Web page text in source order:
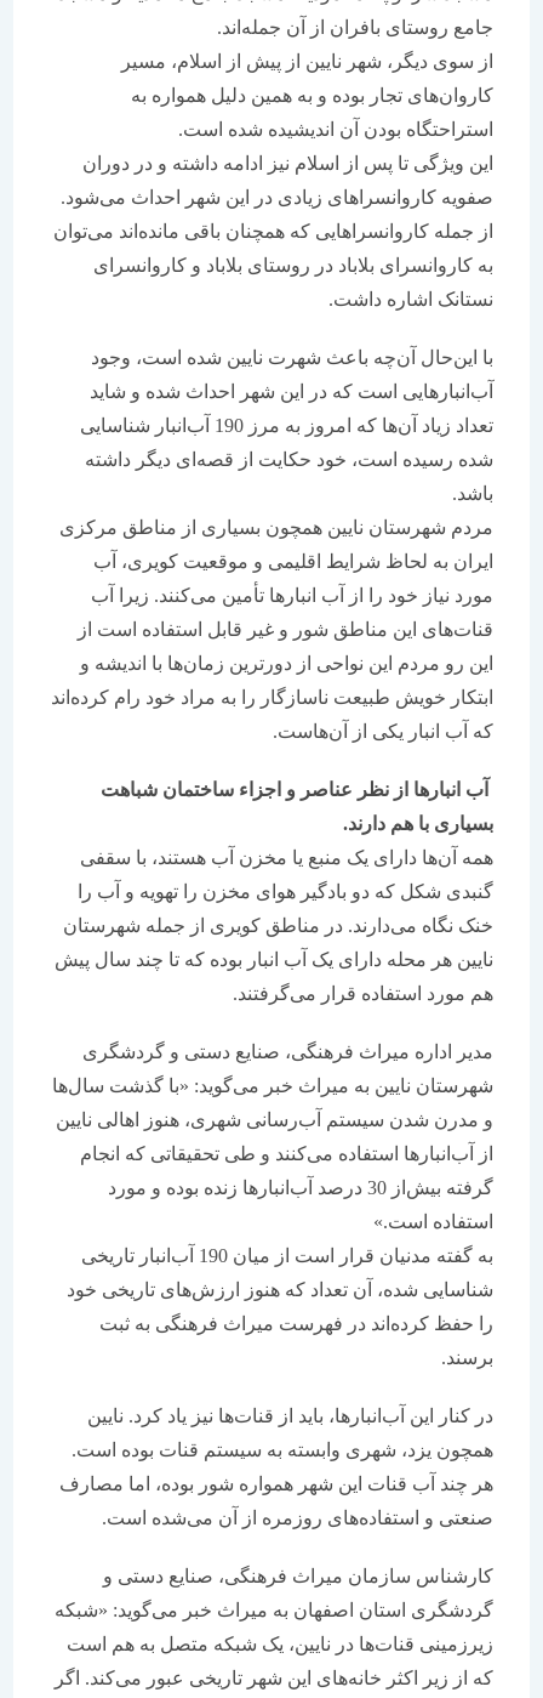
جامع روستای بافران از آن جمله‌اند.
از سوی دیگر، شهر نایین از پیش از اسلام، مسیر
کاروان‌های تجار بوده و به همین دلیل همواره به
استراحتگاه بودن آن اندیشیده شده است.
این ویژ‌گی تا پس از اسلام نیز ادامه داشته و در دوران
صفویه کاروانسراهای زیادی در این شهر احداث می‌شود.
از جمله کاروانسراهایی که همچنان باقی مانده‌اند می‌توان
به کاروانسرای بلاباد در روستای بلاباد و کاروانسرای
نستانک اشاره داشت.
با این‌حال آن‌چه باعث شهرت نایین شده است، وجود
آب‌انبارهایی است که در این شهر احداث شده و شاید
تعداد زیاد آن‌ها که امروز به مرز 190 آب‌انبار شناسایی
شده رسیده است، خود حکایت از قصه‌ای دیگر داشته
مردم شهرستان نایین همچون بسیاری از مناطق مرکزی
ایران به لحاظ شرایط اقلیمی و موقعیت کویری، آب
مورد نیاز خود را از آب انبارها تأمین می‌کنند. زیرا آب
قنات‌های این مناطق شور و غیر قابل استفاده است از
این رو مردم این نواحی از دورترین زمان‌ها با اندیشه و
ابتکار خویش طبیعت ناسازگار را به مراد خود رام کرده‌اند
که آب انبار یکی از آن‌هاست.
آب انبارها از نظر عناصر و اجزاء ساختمان شباهت
بسیاری با هم دارند.
همه آن‌ها دارای یک منبع یا مخزن آب هستند، با سقفی
گنبدی شکل که دو بادگیر هوای مخزن را تهویه و آب را
خنک نگاه می‌دارند. در مناطق کویری از جمله شهرستان
نایین هر محله دارای یک آب انبار بوده که تا چند سال پیش
هم مورد استفاده قرار می‌گرفتند.
مدیر اداره میراث فرهنگی، صنایع دستی و گردشگری
شهرستان نایین به میراث خبر می‌گوید: «با گذشت سال‌ها
و مدرن شدن سیستم آب‌رسانی شهری، هنوز اهالی نایین
از آب‌انبارها استفاده می‌کنند و طی تحقیقاتی که انجام
گرفته بیش‌از 30 درصد آب‌انبارها زنده بوده و مورد
استفاده است.»
به گفته مدنیان قرار است از میان 190 آب‌انبار تاریخی
شناسایی شده، آن تعداد که هنوز ارزش‌های تاریخی خود
را حفظ کرده‌اند در فهرست میراث فرهنگی به ثبت
برسند.
در کنار این آب‌انبارها، باید از قنات‌ها نیز یاد کرد. نایین
همچون یزد، شهری وابسته به سیستم قنات بوده است.
هر چند آب قنات این شهر همواره شور بوده، اما مصارف
صنعتی و استفاده‌های روزمره از آن می‌شده است.
کارشناس سازمان میراث فرهنگی، صنایع دستی و
گردشگری استان اصفهان به میراث خبر می‌گوید: «شبکه
زیرزمینی قنات‌ها در نایین، یک شبکه متصل به هم است
که از زیر اکثر خانه‌های این شهر تاریخی عبور می‌کند. اگر